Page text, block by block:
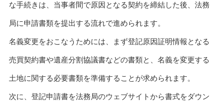
な手続きは、当事者間で原因となる契約を締結した後、法務
局に申請書類を提出する流れで進められます。
名義変更をおこなうためには、まず登記原因証明情報となる
売買契約書や遺産分割協議書などの書類と、名義を変更する
土地に関する必要書類を準備することが求められます。
次に、登記申請書を法務局のウェブサイトから書式をダウン